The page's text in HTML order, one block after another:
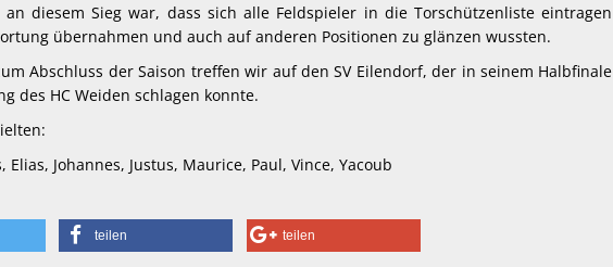
an diesem Sieg war, dass sich alle Feldspieler in die Torschützenliste eintragen
übernahmen und auch auf anderen Positionen zu glänzen wussten.
Abschluss der Saison treffen wir auf den SV Eilendorf, der in seinem Halbfinale
des HC Weiden schlagen konnte.
Elias, Johannes, Justus, Maurice, Paul, Vince, Yacoub
teilen teilen